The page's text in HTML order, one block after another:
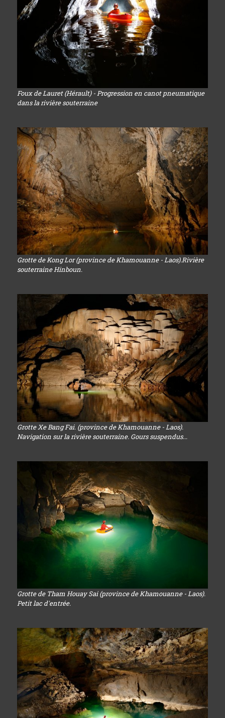
Foux de Lauret (Hérault) - Progression en canot pneumatique
dans la rivière souterraine
Grotte de Kong Lor (province de Khamouanne - Laos).Rivière
souterraine Hinboun.
Grotte Xe Bang Fai. (province de Khamouanne - Laos).
Navigation sur la rivière souterraine. Gours suspendus...
Grotte de Tham Houay Sai (province de Khamouanne - Laos).
Petit lac d'entrée.